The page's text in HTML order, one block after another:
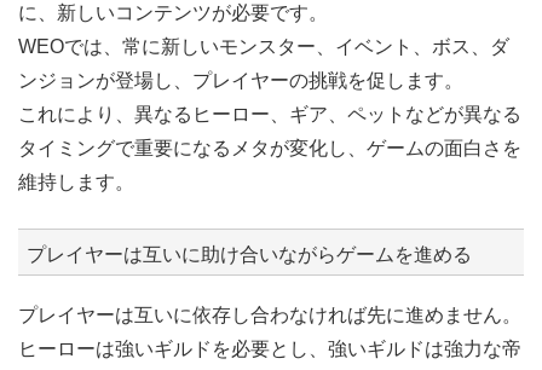
に、新しいコンテンツが必要です。
WEOでは、常に新しいモンスター、イベント、ボス、ダ
ンジョンが登場し、プレイヤーの挑戦を促します。
これにより、異なるヒーロー、ギア、ペットなどが異なる
タイミングで重要になるメタが変化し、ゲームの面白さを
維持します。
プレイヤーは互いに助け合いながらゲームを進める
プレイヤーは互いに依存し合わなければ先に進めません。
ヒーローは強いギルドを必要とし、強いギルドは強力な帝